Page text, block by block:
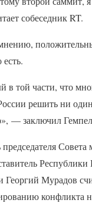
собеседник RT.
в той части, что
решить ни
— заключил
председателя
Георгий Мурадов
конфликта